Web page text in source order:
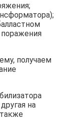
получаем
на